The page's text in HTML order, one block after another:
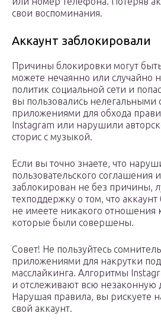
свои воспоминания.
Аккаунт заблокировали
Причины блокировки могут
можете нечаянно или случайно
политик социальной сети и
вы пользовались нелегальными
приложениями для обхода
Instagram или нарушили
сторис с музыкой.
Если вы точно знаете, что
пользовательского соглашения
заблокирован не без причины,
техподдержку о том, что
не имеете никакого отношения
которые были совершены.
Совет! Не пользуйтесь
приложениями для накрутки
масслайкинга. Алгоритмы
и отслеживают всю незаконную
Нарушая правила, вы рискуете
свой аккаунт.